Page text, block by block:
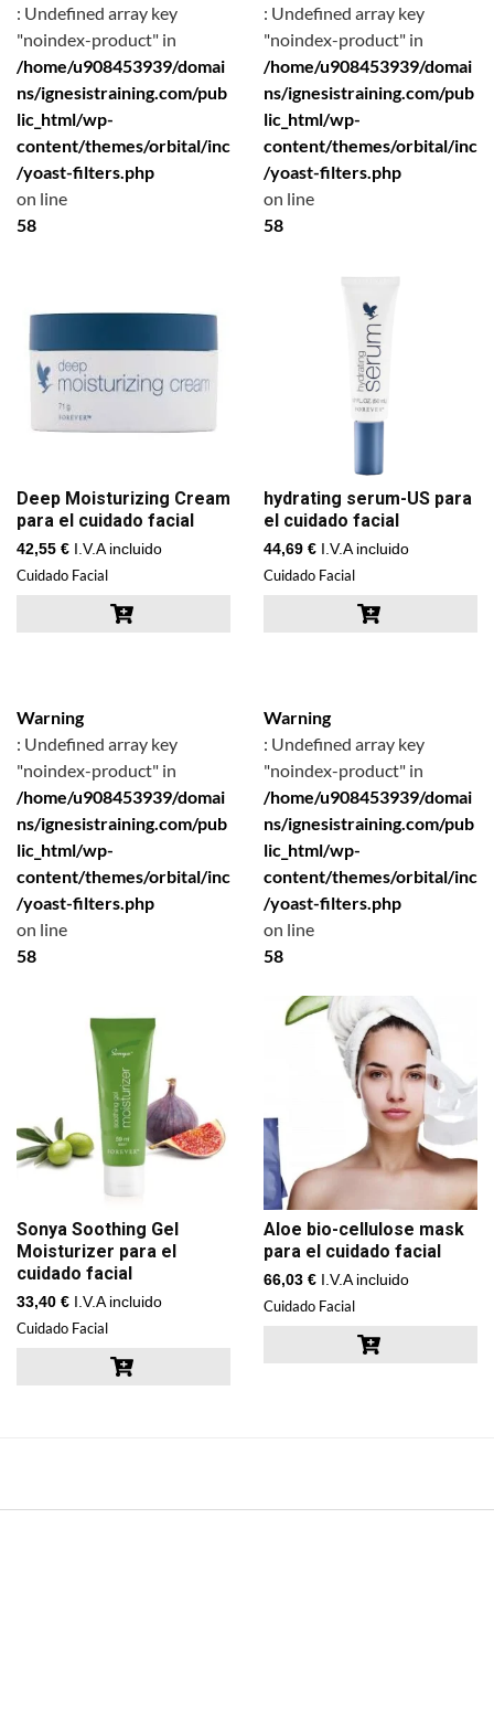
: Undefined array key
"noindex-product" in
/home/u908453939/domai
ns/ignesistraining.com/pub
lic_html/wp-
content/themes/orbital/inc
/yoast-filters.php
on line
58
Deep Moisturizing Cream
para el cuidado facial
42,55 € I.V.A incluido
Cuidado Facial
: Undefined array key
"noindex-product" in
/home/u908453939/domai
ns/ignesistraining.com/pub
lic_html/wp-
content/themes/orbital/inc
/yoast-filters.php
on line
58
hydrating serum-US para
el cuidado facial
44,69 € I.V.A incluido
Cuidado Facial
Warning
: Undefined array key
"noindex-product" in
/home/u908453939/domai
ns/ignesistraining.com/pub
lic_html/wp-
content/themes/orbital/inc
/yoast-filters.php
on line
58
Sonya Soothing Gel
Moisturizer para el
cuidado facial
33,40 € I.V.A incluido
Cuidado Facial
Warning
: Undefined array key
"noindex-product" in
/home/u908453939/domai
ns/ignesistraining.com/pub
lic_html/wp-
content/themes/orbital/inc
/yoast-filters.php
on line
58
Aloe bio-cellulose mask
para el cuidado facial
66,03 € I.V.A incluido
Cuidado Facial